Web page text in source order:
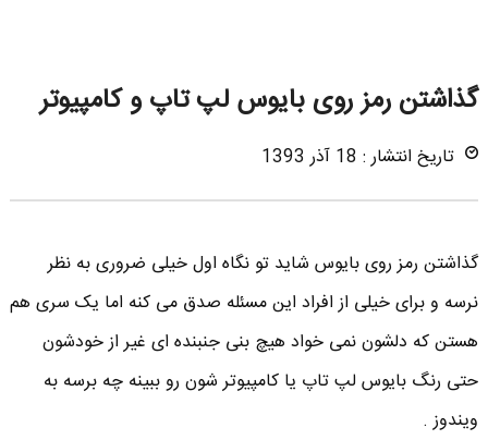
گذاشتن رمز روی بایوس لپ تاپ و کامپیوتر
تاریخ انتشار : 18 آذر 1393
گذاشتن رمز روی بایوس شاید تو نگاه اول خیلی ضروری به نظر
نرسه و برای خیلی از افراد این مسئله صدق می کنه اما یک سری هم
هستن که دلشون نمی خواد هیچ بنی جنبنده ای غیر از خودشون
حتی رنگ بایوس لپ تاپ یا کامپیوتر شون رو ببینه چه برسه به
ویندوز .